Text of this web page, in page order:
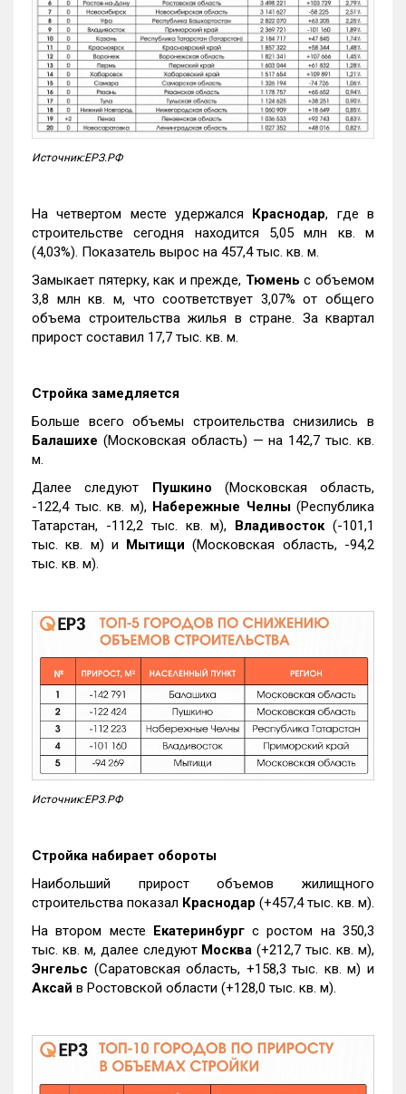
Источник:ЕРЗ.РФ
На четвертом месте удержался Краснодар, где в
строительстве сегодня находится 5,05 млн кв. м
(4,03%). Показатель вырос на 457,4 тыс. кв. м.
Замыкает пятерку, как и прежде, Тюмень с объемом
3,8 млн кв. м, что соответствует 3,07% от общего
объема строительства жилья в стране. За квартал
прирост составил 17,7 тыс. кв. м.
Стройка замедляется
Больше всего объемы строительства снизились в
Балашихе (Московская область) — на 142,7 тыс. кв.
м.
Далее следуют Пушкино (Московская область,
-122,4 тыс. кв. м), Набережные Челны(Республика
Татарстан, -112,2 тыс. кв. м), Владивосток(-101,1
тыс. кв. м) и Мытищи (Московская область, -94,2
тыс. кв. м).
Источник:ЕРЗ.РФ
Стройка набирает обороты
Наибольший прирост объемов жилищного
строительства показал Краснодар (+457,4 тыс. кв. м).
На втором месте Екатеринбургс ростом на 350,3
тыс. кв. м, далее следуют Москва (+212,7 тыс. кв. м),
Энгельс (Саратовская область, +158,3 тыс. кв. м) и
Аксай в Ростовской области (+128,0 тыс. кв. м).